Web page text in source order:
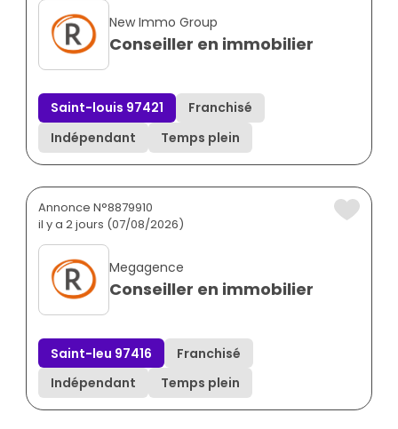
New Immo Group
Conseiller en immobilier
Saint-louis 97421
Franchisé
Indépendant
Temps plein
Annonce N°8879910
il y a 2 jours (07/08/2026)
Megagence
Conseiller en immobilier
Saint-leu 97416
Franchisé
Indépendant
Temps plein